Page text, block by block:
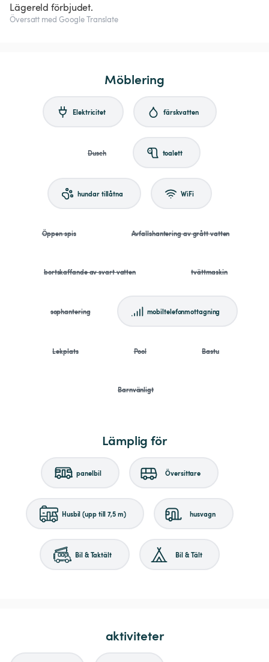
Lägereld förbjudet.
Översatt med Google Translate
Möblering
Elektricitet färskvatten
Dusch toalett
hundar tillåtna WiFi
Öppen spis Avfallshantering av grått vatten
bortskaffande av svart vatten tvättmaskin
sophantering mobiltelefonmottagning
Lekplats Pool Bastu
Barnvänligt
Lämplig för
panelbil Översittare
Husbil (upp till 7,5 m) husvagn
Bil & Taktält Bil & Tält
aktiviteter